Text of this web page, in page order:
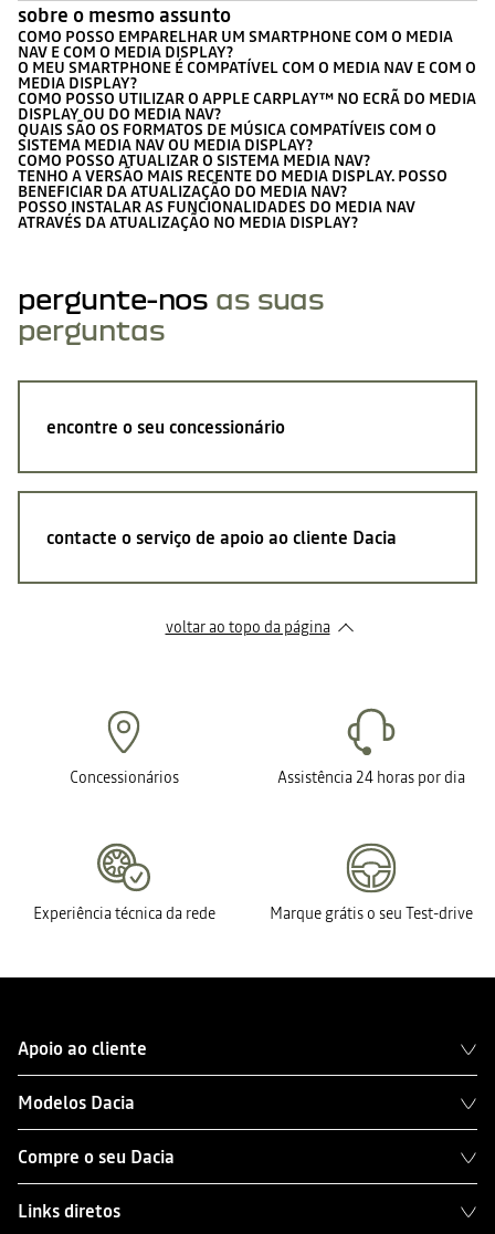
sobre o mesmo assunto
COMO POSSO EMPARELHAR UM SMARTPHONE COM O MEDIA
NAV E COM O MEDIA DISPLAY?
O MEU SMARTPHONE É COMPATÍVEL COM O MEDIA NAV E COM O
MEDIA DISPLAY?
COMO POSSO UTILIZAR O APPLE CARPLAY™ NO ECRÃ DO MEDIA
DISPLAY OU DO MEDIA NAV?
QUAIS SÃO OS FORMATOS DE MÚSICA COMPATÍVEIS COM O
SISTEMA MEDIA NAV OU MEDIA DISPLAY?
COMO POSSO ATUALIZAR O SISTEMA MEDIA NAV?
TENHO A VERSÃO MAIS RECENTE DO MEDIA DISPLAY. POSSO
BENEFICIAR DA ATUALIZAÇÃO DO MEDIA NAV?
POSSO INSTALAR AS FUNCIONALIDADES DO MEDIA NAV
ATRAVÉS DA ATUALIZAÇÃO NO MEDIA DISPLAY?
pergunte-nos as suas
perguntas
encontre o seu concessionário
contacte o serviço de apoio ao cliente Dacia
voltar ao topo da página
Concessionários Assistência 24 horas por dia
Experiência técnica da rede Marque grátis o seu Test-drive
Apoio ao cliente
Modelos Dacia
Compre o seu Dacia
Links diretos